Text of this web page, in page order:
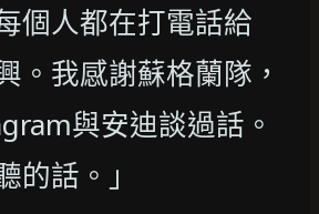
個人都在打電話給
。我感謝蘇格蘭隊，
與安迪談過話。
的話。」